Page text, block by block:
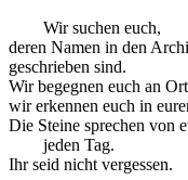
Wir suchen euch,
deren Namen in den
geschrieben sind.
Wir begegnen euch an
wir erkennen euch in
Die Steine sprechen von
jeden Tag.
Ihr seid nicht vergessen.